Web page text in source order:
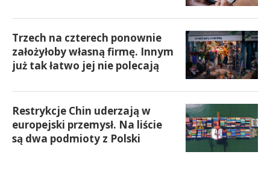
Trzech na czterech ponownie
założyłoby własną firmę. Innym
już tak łatwo jej nie polecają
Restrykcje Chin uderzają w
europejski przemysł. Na liście
są dwa podmioty z Polski